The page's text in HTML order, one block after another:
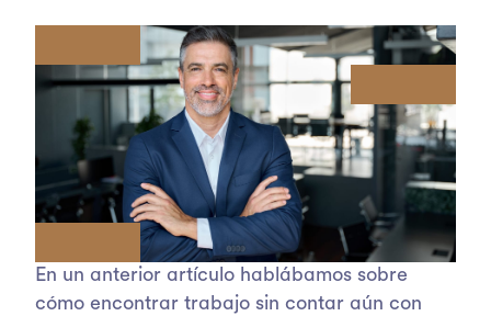
En un anterior artículo hablábamos sobre
cómo encontrar trabajo sin contar aún con